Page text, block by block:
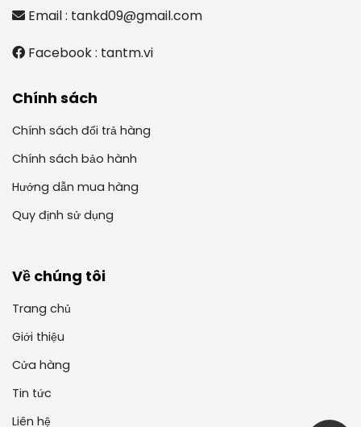
Email : tankd09@gmail.com
Facebook : tantm.vi
Chính sách
Chính sách đổi trả hàng
Chính sách bảo hành
Hướng dẫn mua hàng
Quy định sử dụng
Về chúng tôi
Trang chủ
Giới thiệu
Cửa hàng
Tin tức
Liên hệ